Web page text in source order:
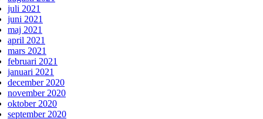
juli 2021
juni 2021
maj 2021
april 2021
mars 2021
februari 2021
januari 2021
december 2020
november 2020
oktober 2020
september 2020